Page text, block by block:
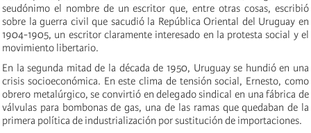
seudónimo el nombre de un escritor que, entre otras cosas, escribió
sobre la guerra civil que sacudió la República Oriental del Uruguay en
1904-1905, un escritor claramente interesado en la protesta social y el
movimiento libertario.
En la segunda mitad de la década de 1950, Uruguay se hundió en una
crisis socioeconómica. En este clima de tensión social, Ernesto, como
obrero metalúrgico, se convirtió en delegado sindical en una fábrica de
válvulas para bombonas de gas, una de las ramas que quedaban de la
primera política de industrialización por sustitución de importaciones.